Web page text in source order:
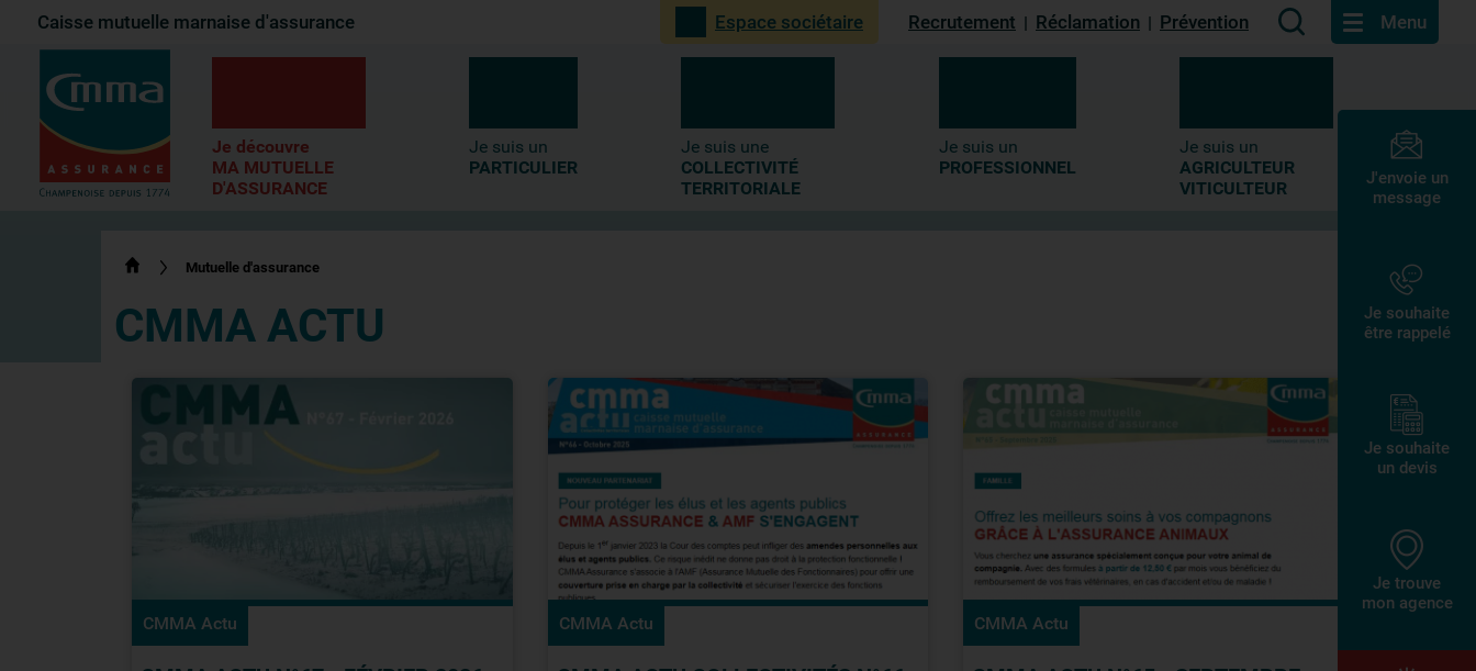
Contenu principal 2-Menu principal 3-
Caisse mutuelle marnaise d'assurance Espace sociétaire Recrutement | Réclamation | Prévention Menu
Je découvre
MA MUTUELLE
D'ASSURANCE
Je suis un
PARTICULIER
Je suis une
COLLECTIVITÉ
TERRITORIALE
Je suis un
PROFESSIONNEL
Je suis un
AGRICULTEUR
VITICULTEUR
J'envoie un
message
Je souhaite
être rappelé
Je souhaite
un devis
Je trouve
mon agence
Mutuelle d'assurance
CMMA ACTU
CMMA Actu CMMA Actu CMMA Actu